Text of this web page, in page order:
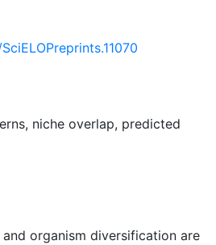
niche overlap, predicted
organism diversification are